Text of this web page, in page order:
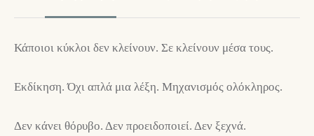
Κάποιοι κύκλοι δεν κλείνουν. Σε κλείνουν μέσα τους.
Εκδίκηση. Όχι απλά μια λέξη. Μηχανισμός ολόκληρος.
Δεν κάνει θόρυβο. Δεν προειδοποιεί. Δεν ξεχνά.